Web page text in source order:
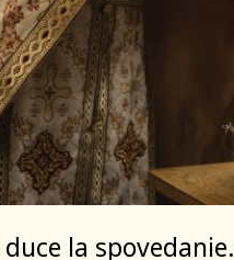
duce la spovedanie.